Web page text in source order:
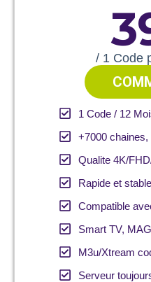
/ 1 Code
1 Code / 12
+7000
Qualite 4K/
Rapide et stable
Compatible
Smart TV,
M3u/Xtream
Serveur